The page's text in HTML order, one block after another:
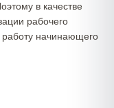
в качестве
рабочего
работу начинающего